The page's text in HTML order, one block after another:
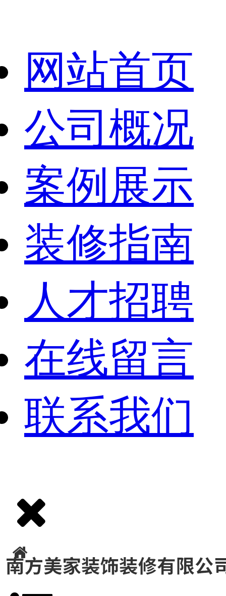
网站首页
公司概况
案例展示
装修指南
人才招聘
在线留言
联系我们